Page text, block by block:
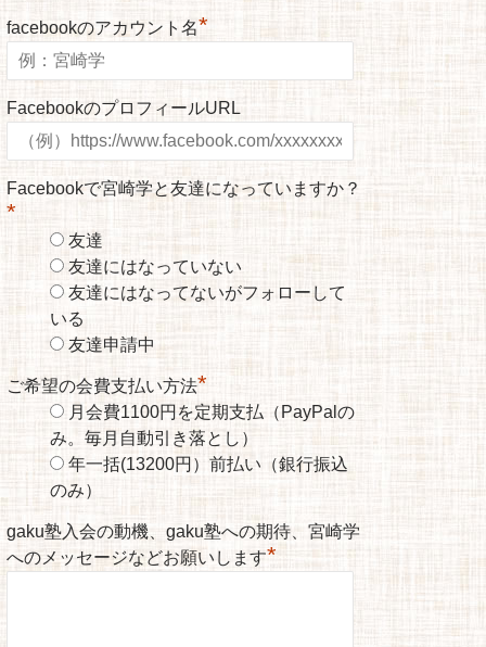
facebookのアカウント名*
FacebookのプロフィールURL
Facebookで宮崎学と友達になっていますか？
*
友達
友達にはなっていない
友達にはなってないがフォローして
いる
友達申請中
ご希望の会費支払い方法*
月会費1100円を定期支払（PayPalの
み。毎月自動引き落とし）
年一括(13200円）前払い（銀行振込
のみ）
gaku塾入会の動機、gaku塾への期待、宮崎学
へのメッセージなどお願いします*